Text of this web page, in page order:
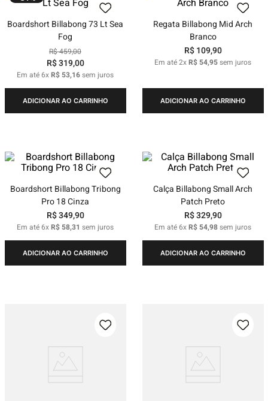
Boardshort Billabong 73 Lt Sea
Fog
R$459,00
R$319,00
Em até6xR$ 53,16sem juros
ADICIONAR AO CARRINHO
Regata Billabong Mid Arch
Branco
R$ 109,90
Em até2xR$ 54,95sem juros
ADICIONAR AO CARRINHO
Boardshort Billabong Tribong
Pro 18 Cinza
R$349,90
Em até6xR$ 58,31 sem juros
ADICIONAR AO CARRINHO
Calça Billabong Small Arch
Patch Preto
R$329,90
Em até6xR$ 54,98sem juros
ADICIONAR AO CARRINHO